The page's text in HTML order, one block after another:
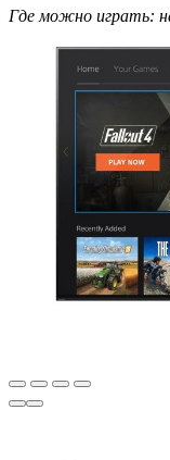
Где можно играть: